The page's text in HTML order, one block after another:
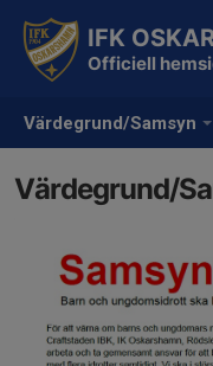
Värdegrund/Samsyn
IFK
Officiell
Värdegrund/